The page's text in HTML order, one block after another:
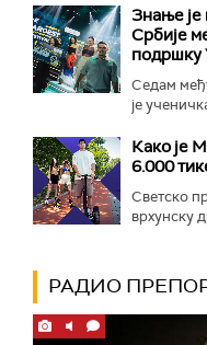
Знање је
Србије
подршку
Седам
је
Како је
6.000
Светско
врхунску
РАДИО